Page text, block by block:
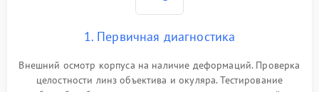
1. Первичная диагностика
Внешний осмотр корпуса на наличие деформаций. Проверка
целостности линз объектива и окуляра. Тестирование